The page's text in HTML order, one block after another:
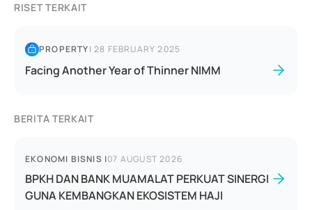
RISET TERKAIT
PROPERTY|28 FEBRUARY 2025
Facing Another Year of Thinner NIMM
BERITA TERKAIT
EKONOMI BISNIS |07 AUGUST 2026
BPKH DAN BANK MUAMALAT PERKUAT SINERGI
GUNA KEMBANGKAN EKOSISTEM HAJI